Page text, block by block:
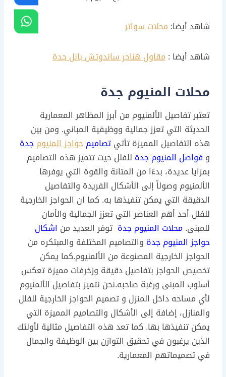
شاهد أيضا:محلات سواتر
شاهد أيضا :مقاول هناجر ساندوتش بانل جدة
محلات المنيوم جدة
تعتبر تفاصيل الألمنيوم من أبرز المظاهر المعمارية
الحديثة التي تعزز جمالية ووظيفية المباني. ومن بين
هذه التفاصيل المميزة تأتيتصاميمحواجز المنيومجدة
و فواصل المنيوم جدة للفلل حيث تتميز هذه التصاميم
بمزايا عديدة، بدءًا من المتانة والقوة التي يوفرها
الألمنيوم وصولاً إلى الأشكال الفريدة والتفاصيل
الدقيقة التي يمكن تنفيذها به. كما ان الحواجز الخارجية
للفلل أحد أهم العناصر التي تعزز الجمالية والأمان
للمبنى.محلات المنيوم جدة توفر العديد من اشكال
حواجز المنيوم جدة والتصاميم المختلفة والمبتكره من
الحواجز الخارجية المصنوعة من الألمنيوم.كما يمكن
تخصيص الحواجز بتفاصيل دقيقة وزخرفات مميزة تعكس
أسلوب المبنى ورغبة صاحبه.نحن نتميز بتفاصيل الألمنيوم
لأي مساحه داخل المنزل و تصميم الحواجز الخارجية للفلل
والمنازل، إضافة إلى الأشكال والتصاميم المميزة التي
يمكن تنفيذها بها. كما تعد هذه التفاصيل مثالية لأولئك
الذين يرغبون في تحقيق التوازن بين الوظيفة والجمال
في تصميماتهم المعمارية.